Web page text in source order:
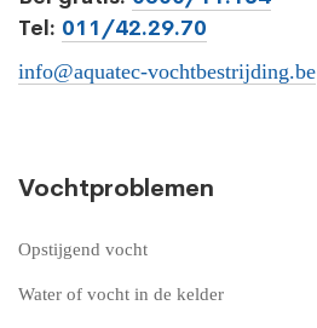
Tel: 011/42.29.70
info@aquatec-vochtbestrijding.be
Vochtproblemen
Opstijgend vocht
Water of vocht in de kelder